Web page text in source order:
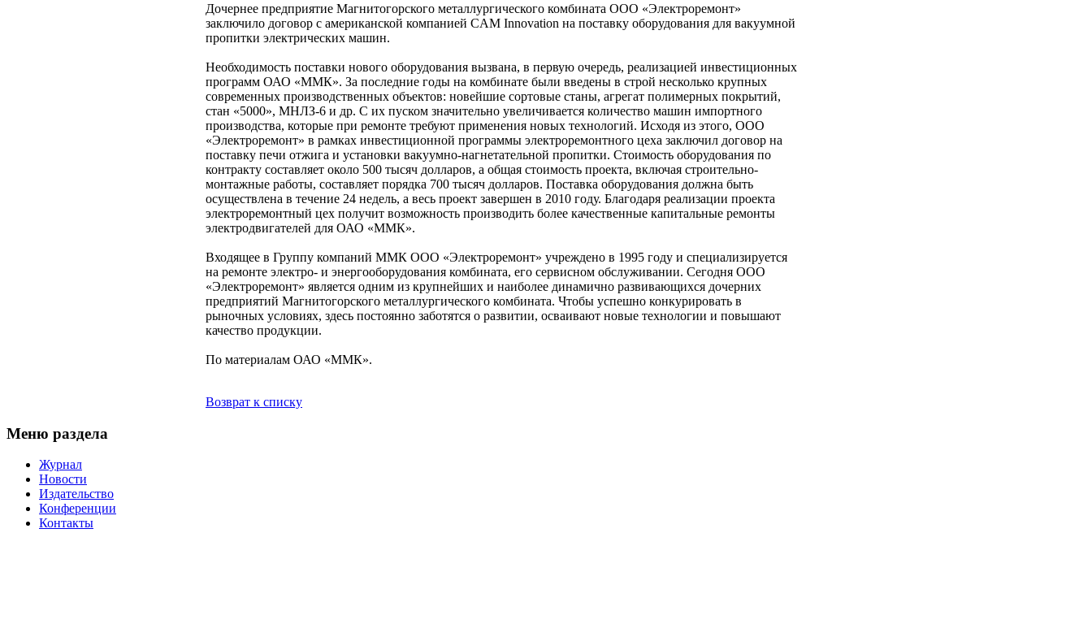
Дочернее предприятие Магнитогорского металлургического комбината ООО «Электроремонт»
заключило договор с американской компанией CAM Innovation на поставку оборудования для вакуумной
пропитки электрических машин.
Необходимость поставки нового оборудования вызвана, в первую очередь, реализацией инвестиционных
программ ОАО «ММК». За последние годы на комбинате были введены в строй несколько крупных
современных производственных объектов: новейшие сортовые станы, агрегат полимерных покрытий,
стан «5000», МНЛЗ-6 и др. С их пуском значительно увеличивается количество машин импортного
производства, которые при ремонте требуют применения новых технологий. Исходя из этого, ООО
«Электроремонт» в рамках инвестиционной программы электроремонтного цеха заключил договор на
поставку печи отжига и установки вакуумно-нагнетательной пропитки. Стоимость оборудования по
контракту составляет около 500 тысяч долларов, а общая стоимость проекта, включая строительно-
монтажные работы, составляет порядка 700 тысяч долларов. Поставка оборудования должна быть
осуществлена в течение 24 недель, а весь проект завершен в 2010 году. Благодаря реализации проекта
электроремонтный цех получит возможность производить более качественные капитальные ремонты
электродвигателей для ОАО «ММК».
Входящее в Группу компаний ММК ООО «Электроремонт» учреждено в 1995 году и специализируется
на ремонте электро- и энергооборудования комбината, его сервисном обслуживании. Сегодня ООО
«Электроремонт» является одним из крупнейших и наиболее динамично развивающихся дочерних
предприятий Магнитогорского металлургического комбината. Чтобы успешно конкурировать в
рыночных условиях, здесь постоянно заботятся о развитии, осваивают новые технологии и повышают
качество продукции.
По материалам ОАО «ММК».
Возврат к списку
Меню раздела
Журнал
Новости
Издательство
Конференции
Контакты